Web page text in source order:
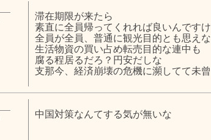
滞在期限が来たら
素直に全員帰ってくれれば良いんです
全員が全員、普通に観光目的とも思え
生活物資の買い占め転売目的な連中も
腐る程居るだろ？円安だしな
支那今、経済崩壊の危機に瀕してて未
中国対策なんてする気が無いな